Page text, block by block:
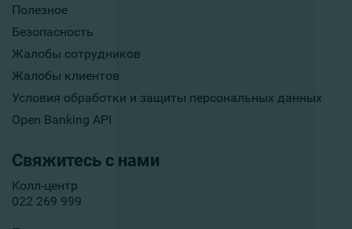
Полезное
Безопасность
Жалобы сотрудников
Жалобы клиентов
Условия обработки и защиты персональных данных
Open Banking API
Свяжитесь с нами
Колл-центр
022 269 999